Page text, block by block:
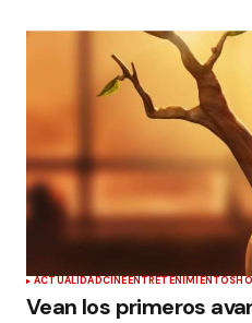
ACTUALIDADCINEENTRETENIMIENTO
Vean los primeros